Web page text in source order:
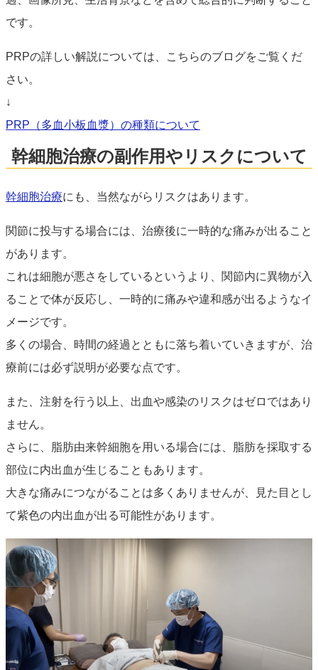
です。
PRPの詳しい解説については、こちらのブログをご覧くだ
さい。
↓
PRP（多血小板血漿）の種類について
幹細胞治療の副作用やリスクについて
幹細胞治療にも、当然ながらリスクはあります。
関節に投与する場合には、治療後に一時的な痛みが出ること
があります。
これは細胞が悪さをしているというより、関節内に異物が入
ることで体が反応し、一時的に痛みや違和感が出るようなイ
メージです。
多くの場合、時間の経過とともに落ち着いていきますが、治
療前には必ず説明が必要な点です。
また、注射を行う以上、出血や感染のリスクはゼロではあり
ません。
さらに、脂肪由来幹細胞を用いる場合には、脂肪を採取する
部位に内出血が生じることもあります。
大きな痛みにつながることは多くありませんが、見た目とし
て紫色の内出血が出る可能性があります。